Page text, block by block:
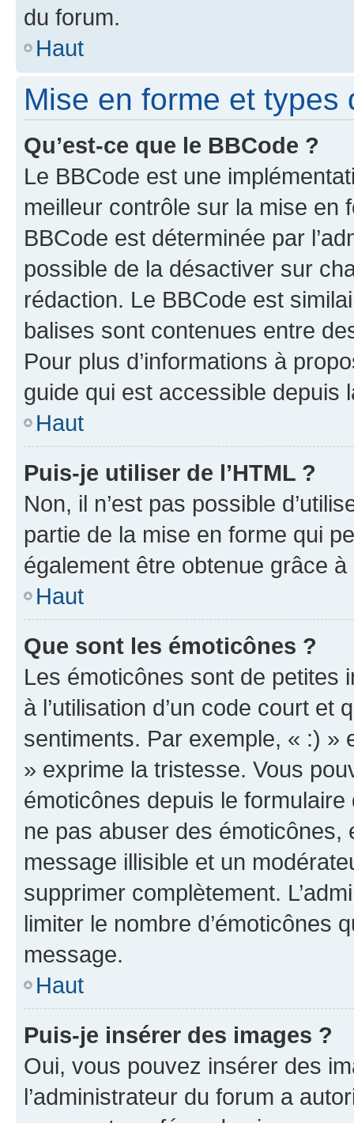
du forum.
Haut
Mise en forme et types
Qu’est-ce que le BBCode ?
Le BBCode est une
meilleur contrôle sur la mise en
BBCode est déterminée par
possible de la désactiver sur
rédaction. Le BBCode est
balises sont contenues entre
Pour plus d’informations à
guide qui est accessible depuis
Haut
Puis-je utiliser de l’HTML ?
Non, il n’est pas possible
partie de la mise en forme qui
également être obtenue grâce à
Haut
Que sont les émoticônes ?
Les émoticônes sont de petites
à l’utilisation d’un code court et
sentiments. Par exemple, « :) »
» exprime la tristesse. Vous
émoticônes depuis le
ne pas abuser des
message illisible et un
supprimer complètement.
limiter le nombre d’émoticônes
message.
Haut
Puis-je insérer des images ?
Oui, vous pouvez insérer des
l’administrateur du forum a